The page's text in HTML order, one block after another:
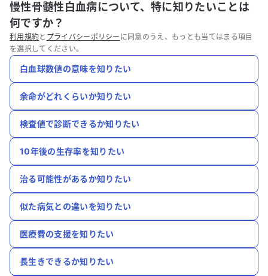
慢性骨髄性白血病について、特に知りたいことは
何ですか？
利用規約と プライバシーポリシー に同意のうえ、もっとも当てはまる項目
を選択してください。
白血球数値の意味を知りたい
余命がどれくらいか知りたい
検査値で診断できるか知りたい
10年後の生存率を知りたい
治る可能性があるか知りたい
似た病気との違いを知りたい
医療費の支援を知りたい
長生きできるか知りたい